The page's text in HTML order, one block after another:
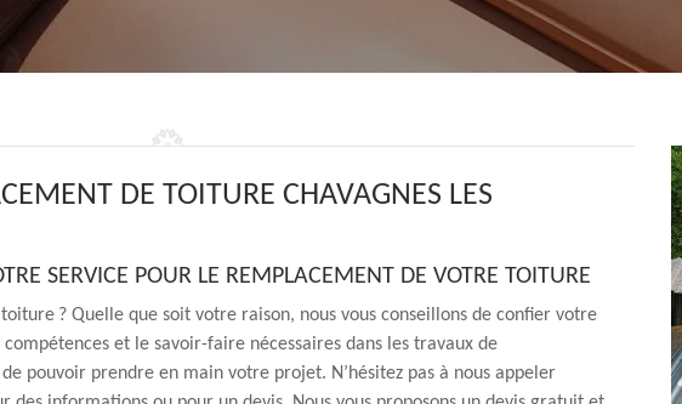
DE TOITURE CHAVAGNES LES
SERVICE POUR LE REMPLACEMENT DE VOTRE TOITURE
? Quelle que soit votre raison, nous vous conseillons de confier votre
et le savoir-faire nécessaires dans les travaux de
pouvoir prendre en main votre projet. N’hésitez pas à nous appeler